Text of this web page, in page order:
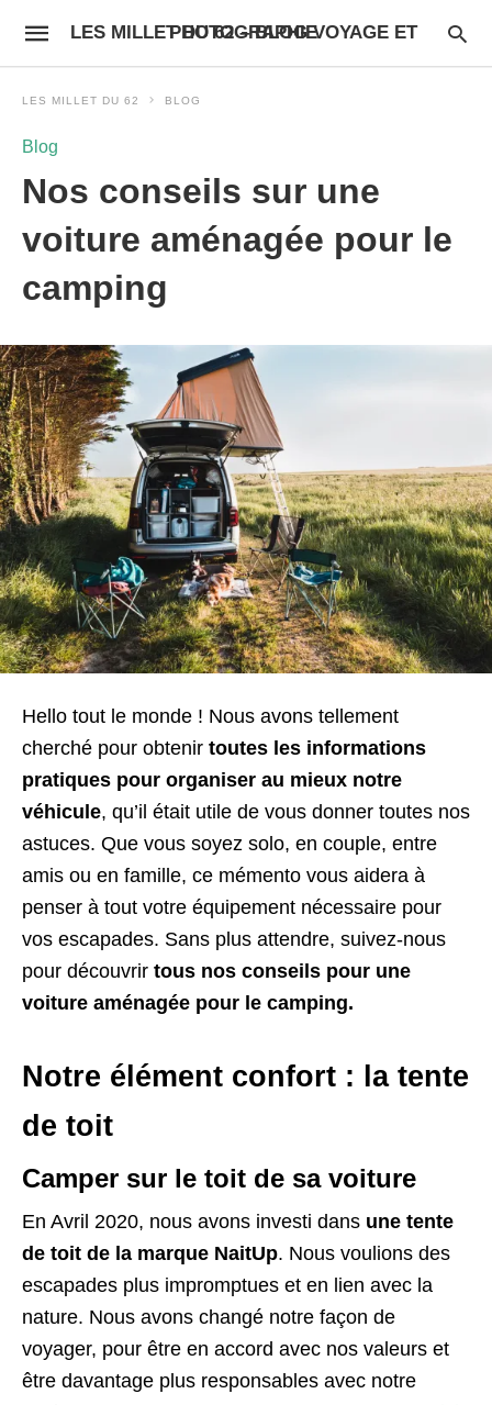
LES MILLET DU 62 – BLOG VOYAGE ET PHOTOGRAPHIE
LES MILLET DU 62 BLOG
Blog
Nos conseils sur une
voiture aménagée pour le
camping
Hello tout le monde ! Nous avons tellement
cherché pour obtenir toutes les informations
pratiques pour organiser au mieux notre
véhicule, qu’il était utile de vous donner toutes nos
astuces. Que vous soyez solo, en couple, entre
amis ou en famille, ce mémento vous aidera à
penser à tout votre équipement nécessaire pour
vos escapades. Sans plus attendre, suivez-nous
pour découvrir tous nos conseils pour une
voiture aménagée pour le camping.
Notre élément confort : la tente
de toit
Camper sur le toit de sa voiture
En Avril 2020, nous avons investi dans une tente
de toit de la marque NaitUp. Nous voulions des
escapades plus impromptues et en lien avec la
nature. Nous avons changé notre façon de
voyager, pour être en accord avec nos valeurs et
être davantage plus responsables avec notre